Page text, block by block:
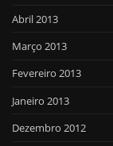
Abril 2013
Março 2013
Fevereiro 2013
Janeiro 2013
Dezembro 2012